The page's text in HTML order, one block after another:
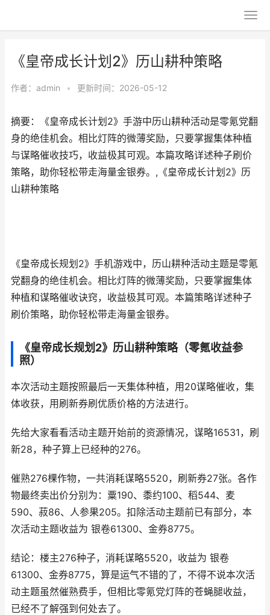
《皇帝成长计划2》历山耕种策略
作者： admin • 更新时间：2026-05-12
摘要：《皇帝成长计划2》手游中历山耕种活动是零氪党翻
身的绝佳机会。相比灯阵的微薄奖励，只要掌握集体种植
与谋略催收技巧，收益极其可观。本篇攻略详述种子刷价
策略，助你轻松带走海量金银券。,《皇帝成长计划2》历
山耕种策略
《皇帝成长规划2》手机游戏中，历山耕种活动主题是零氪
党翻身的绝佳机会。相比灯阵的微薄奖励，只要掌握集体
种植和谋略催收诀窍，收益极其可观。本篇策略详述种子
刷价策略，助你轻松带走海量金银券。
《皇帝成长规划2》历山耕种策略（零氪收益参
照）
本次活动主题按照最后一天集体种植，用20谋略催收，集
体收获，用刷新券刷优质价格的方法进行。
先给大家看看活动主题开始前的资源情况，谋略16531，刷
新28，种子算上已经种的276。
催熟276棵作物，一共消耗谋略5520，刷新券27张。各作
物最终卖出价分别为：粟190、黍约100、稻544、麦
590、菽86、人参果205。扣除活动主题前已有部分，本
次活动主题收益为 银卷61300、金券8775。
结论：楼主276种子，消耗谋略5520，收益为 银卷
61300、金券8775，算是运气不错的了，不得不说本次活
动主题虽然催熟费手，但相比零氪党灯阵的苍蝇腿收益，
已经不了解强到何处去了。